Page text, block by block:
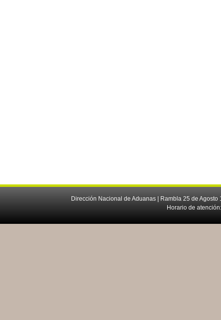
Dirección Nacional de Aduanas | Rambla 25 de
Horario de